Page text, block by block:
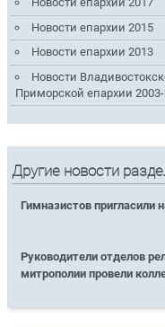
Новости епархии 2015
Новости епархии 2013
Новости
Приморской епархии 2003-
Другие новости
Гимназистов пригласили
Руководители отделов
митрополии провели